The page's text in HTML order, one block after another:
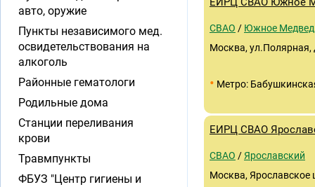
СВАО / Южное
Москва, ул.Полярная,
• Метро:
ЕИРЦ СВАО
СВАО / Ярославский
Москва, Ярославское
авто, оружие
Пункты независимого мед.
освидетельствования на
алкоголь
Районные гематологи
Родильные дома
Станции переливания
крови
Травмпункты
ФБУЗ "Центр гигиены и